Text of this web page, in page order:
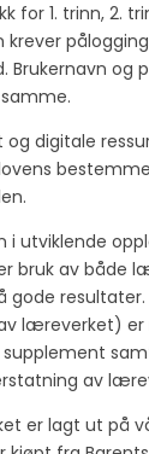
1. trinn, 2.
krever
Brukernavn og
digitale
i utviklende
bruk av både
resultater.
læreverket)
av
er lagt ut på